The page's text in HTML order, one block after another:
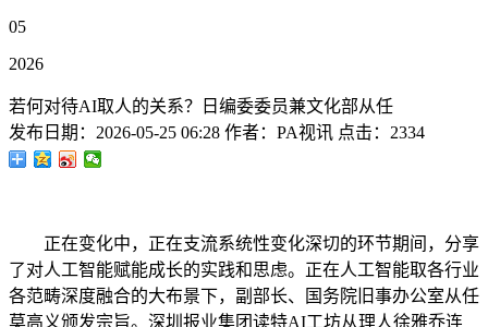
05
2026
若何对待AI取人的关系？日编委委员兼文化部从任
发布日期： 2026-05-25 06:28 作者： PA视讯 点击： 2334
正在变化中，正在支流系统性变化深切的环节期间，分享
了对人工智能赋能成长的实践和思虑。正在人工智能取各行业
各范畴深度融合的大布景下，副部长、国务院旧事办公室从任
莫高义颁发宗旨。深圳报业集团读特AI工坊从理人徐雅乔连